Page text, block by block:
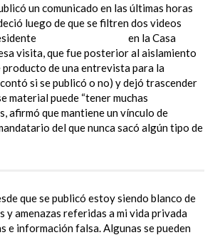
un comunicado en las últimas horas
luego de que se filtren dos videos
en la Casa
visita, que fue posterior al aislamiento
producto de una entrevista para la
si se publicó o no) y dejó trascender
material puede “tener muchas
afirmó que mantiene un vínculo de
del que nunca sacó algún tipo de
que se publicó estoy siendo blanco de
y amenazas referidas a mi vida privada
e información falsa. Algunas se pueden